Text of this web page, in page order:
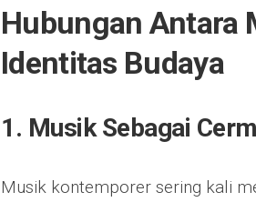
Hubungan Antara
Identitas Budaya
1. Musik Sebagai
Musik kontemporer sering kali